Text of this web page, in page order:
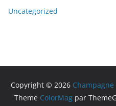
Uncategorized
Copyright © 2026 Champagne
Theme ColorMagpar